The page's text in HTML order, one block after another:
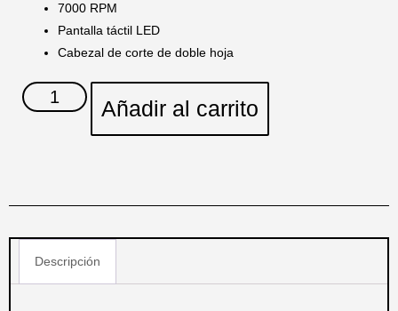
7000 RPM
Pantalla táctil LED
Cabezal de corte de doble hoja
Añadir al carrito
Descripción